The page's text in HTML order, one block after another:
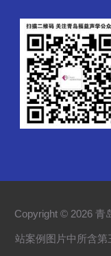
Copyright © 2026 青
站案例图片中所含